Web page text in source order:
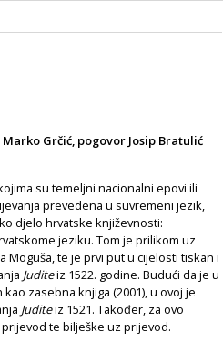
Grčić, pogovor Josip Bratulić
su temeljni nacionalni epovi ili
prevedena u suvremeni jezik,
djelo hrvatske književnosti:
jeziku. Tom je prilikom uz
Moguša, te je prvi put u cijelosti tiskan i
Juditeiz 1522. godine. Budući da je u
zasebna knjiga (2001), u ovoj je
Juditeiz 1521. Također, za ovo
te bilješke uz prijevod.